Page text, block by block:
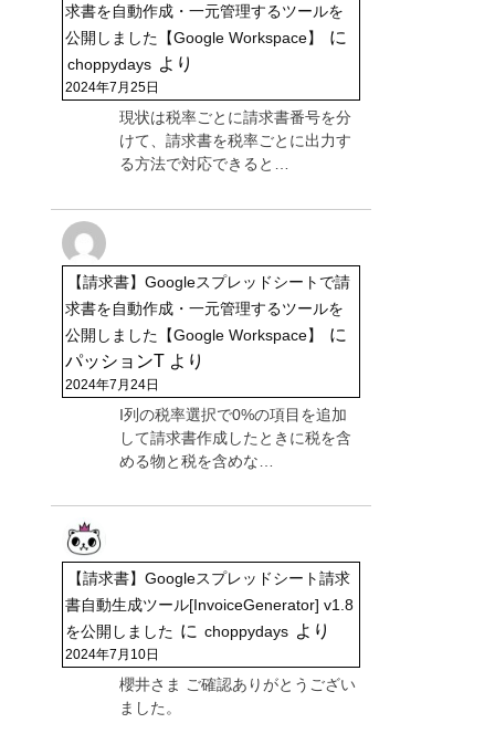
求書を自動作成・一元管理するツールを
公開しました【Google Workspace】
に
choppydays より
2024年7月25日
現状は税率ごとに請求書番号を分
けて、請求書を税率ごとに出力す
る方法で対応できると…
【請求書】Googleスプレッドシートで請
求書を自動作成・一元管理するツールを
公開しました【Google Workspace】
に
パッションT より
2024年7月24日
I列の税率選択で0%の項目を追加
して請求書作成したときに税を含
める物と税を含めな…
【請求書】Googleスプレッドシート請求
書自動生成ツール[InvoiceGenerator] v1.8
を公開しました に choppydays より
2024年7月10日
櫻井さま ご確認ありがとうござい
ました。